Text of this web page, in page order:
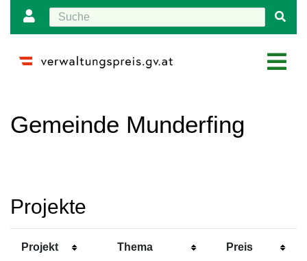
Gemeinde Munderfing
Projekte
Projekt Thema Preis